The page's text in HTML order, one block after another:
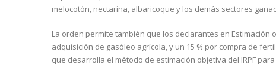
melocotón, nectarina, albaricoque y los demás sectores
La orden permite también que los declarantes en
adquisición de gasóleo agrícola, y un 15 % por compra de
que desarrolla el método de estimación objetiva del IRPF para